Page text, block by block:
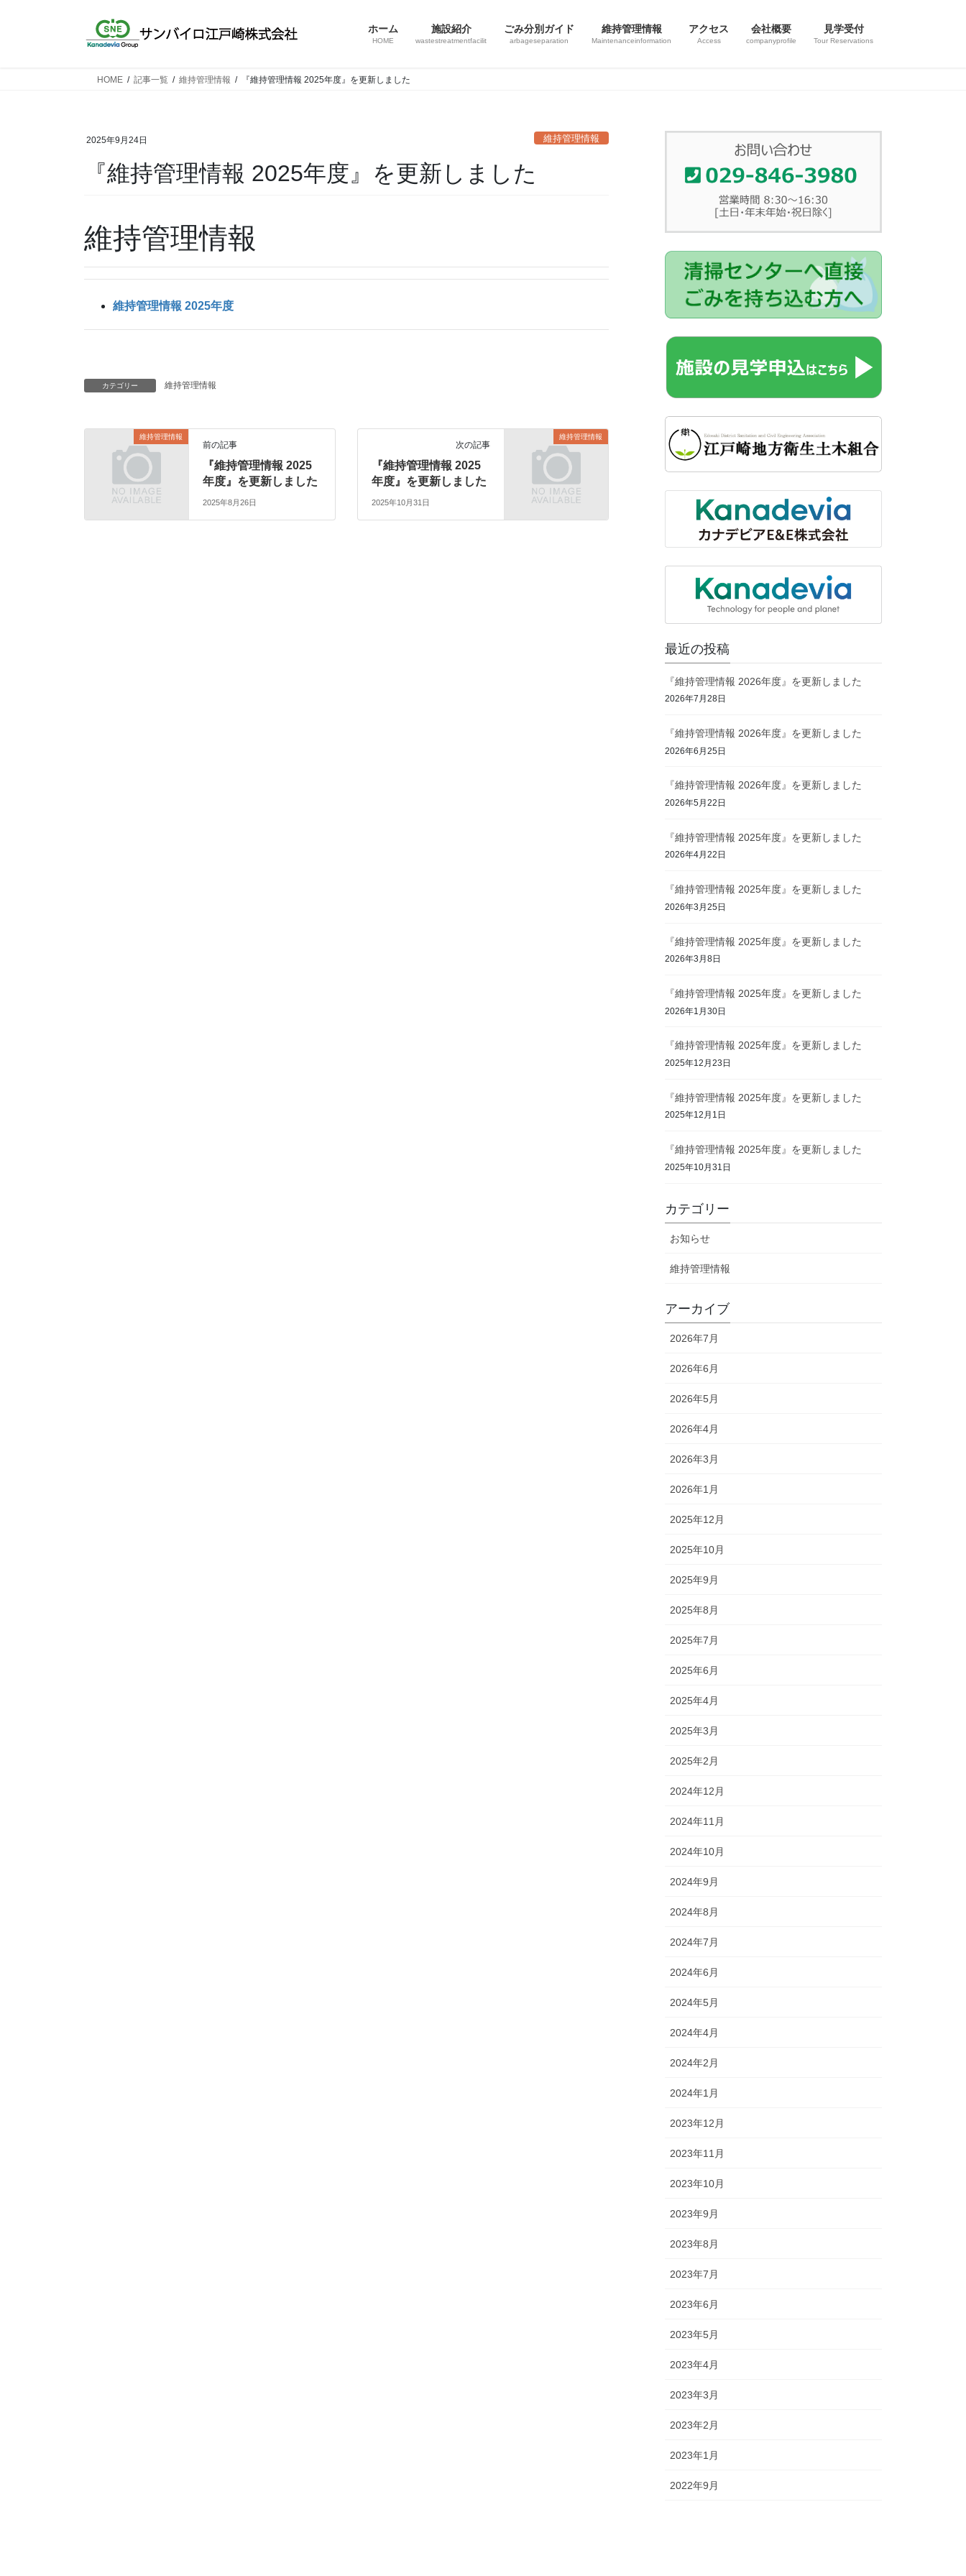
ホーム
HOME
施設紹介
wastestreatmentfacilit
ごみ分別ガイド
arbageseparation
維持管理情報
Maintenanceinformation
アクセス
Access
会社概要
companyprofile
見学受付
Tour Reservations
HOME 記事一覧 維持管理情報 『維持管理情報 2025年度』を更新しました
2025年9月24日 維持管理情報
『維持管理情報 2025年度』を更新しました
維持管理情報
維持管理情報 2025年度
カテゴリー 維持管理情報
維持管理情報
前の記事
『維持管理情報 2025
年度』を更新しました
2025年8月26日
維持管理情報
次の記事
『維持管理情報 2025
年度』を更新しました
2025年10月31日
最近の投稿
『維持管理情報 2026年度』を更新しました
2026年7月28日
『維持管理情報 2026年度』を更新しました
2026年6月25日
『維持管理情報 2026年度』を更新しました
2026年5月22日
『維持管理情報 2025年度』を更新しました
2026年4月22日
『維持管理情報 2025年度』を更新しました
2026年3月25日
『維持管理情報 2025年度』を更新しました
2026年3月8日
『維持管理情報 2025年度』を更新しました
2026年1月30日
『維持管理情報 2025年度』を更新しました
2025年12月23日
『維持管理情報 2025年度』を更新しました
2025年12月1日
『維持管理情報 2025年度』を更新しました
2025年10月31日
カテゴリー
お知らせ
維持管理情報
アーカイブ
2026年7月
2026年6月
2026年5月
2026年4月
2026年3月
2026年1月
2025年12月
2025年10月
2025年9月
2025年8月
2025年7月
2025年6月
2025年4月
2025年3月
2025年2月
2024年12月
2024年11月
2024年10月
2024年9月
2024年8月
2024年7月
2024年6月
2024年5月
2024年4月
2024年2月
2024年1月
2023年12月
2023年11月
2023年10月
2023年9月
2023年8月
2023年7月
2023年6月
2023年5月
2023年4月
2023年3月
2023年2月
2023年1月
2022年9月